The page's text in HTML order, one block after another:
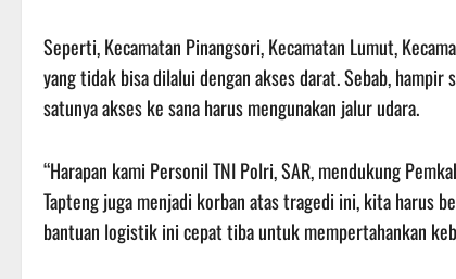
Seperti, Kecamatan Pinangsori, Kecamatan Lumut,
yang tidak bisa dilalui dengan akses darat. Sebab,
satunya akses ke sana harus mengunakan jalur udara.
“Harapan kami Personil TNI Polri, SAR, mendukung
Tapteng juga menjadi korban atas tragedi ini, kita harus
bantuan logistik ini cepat tiba untuk mempertahankan